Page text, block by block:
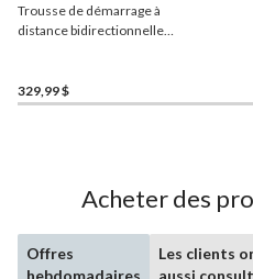
Trousse de démarrage à
distance bidirectionnelle
TX unidirectionnel
329,99 $
Acheter des
Offres
hebdomadaires
Les clients
aussi